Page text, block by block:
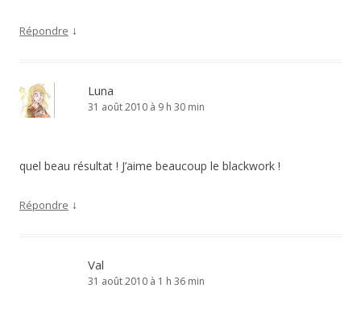
Répondre ↓
Luna
31 août 2010 à 9 h 30 min
quel beau résultat ! J’aime beaucoup le blackwork !
Répondre ↓
Val
31 août 2010 à 1 h 36 min